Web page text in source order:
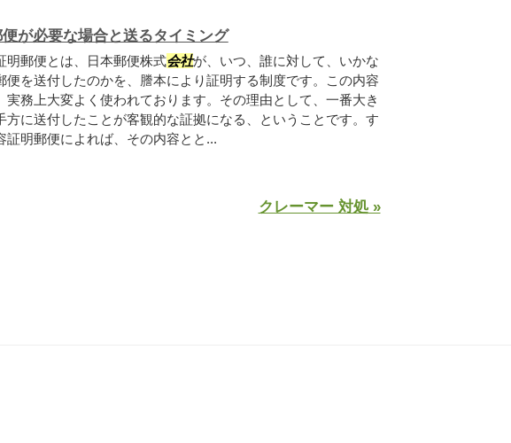
が必要な場合と送るタイミング
明郵便とは、日本郵便株式会社が、いつ、誰に対して、いかな
便を送付したのかを、謄本により証明する制度です。この内容
実務上大変よく使われております。その理由として、一番大き
方に送付したことが客観的な証拠になる、ということです。す
証明郵便によれば、その内容とと...
クレーマー 対処 »